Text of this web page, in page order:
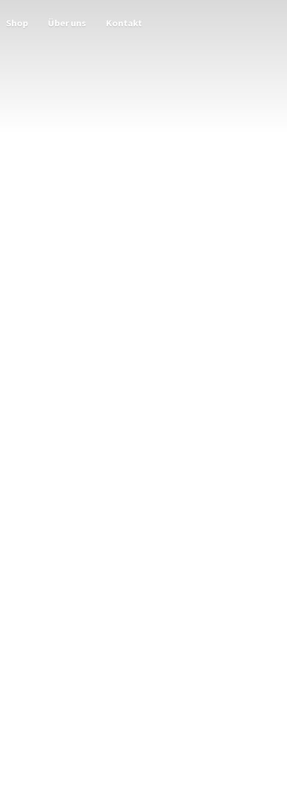
Shop Über uns Kontakt